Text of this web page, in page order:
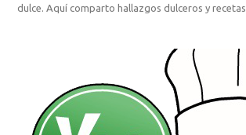
dulce. Aquí comparto hallazgos dulceros y recetas